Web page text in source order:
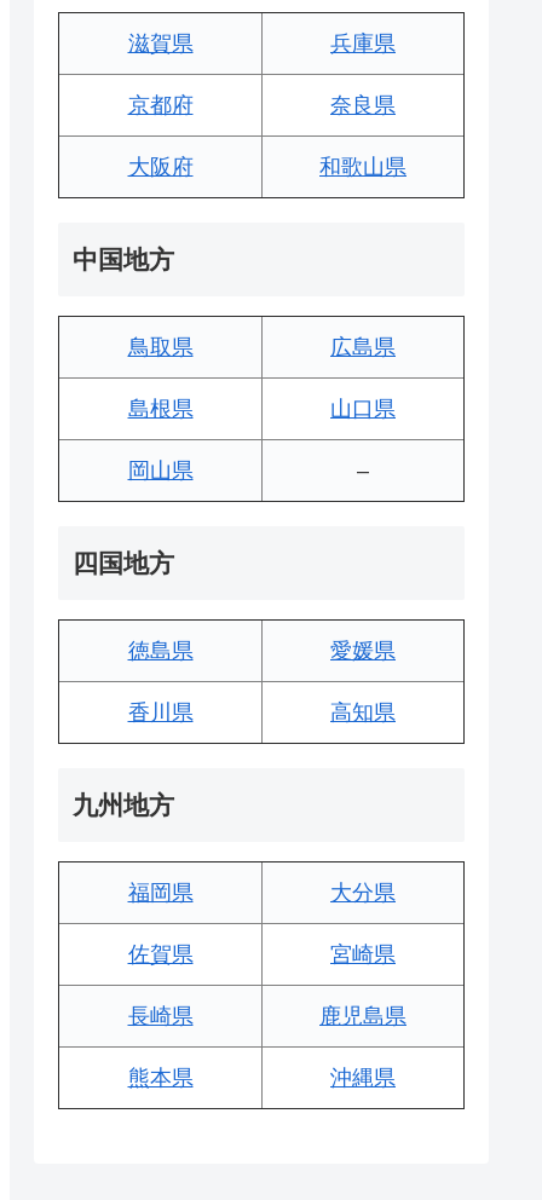
滋賀県 兵庫県
京都府 奈良県
大阪府 和歌山県
中国地方
鳥取県 広島県
島根県 山口県
岡山県 –
四国地方
徳島県 愛媛県
香川県 高知県
九州地方
福岡県 大分県
佐賀県 宮崎県
長崎県 鹿児島県
熊本県 沖縄県